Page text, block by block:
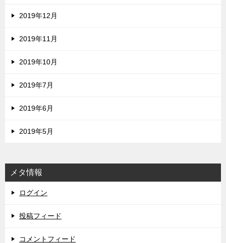
2019年12月
2019年11月
2019年10月
2019年7月
2019年6月
2019年5月
メタ情報
ログイン
投稿フィード
コメントフィード